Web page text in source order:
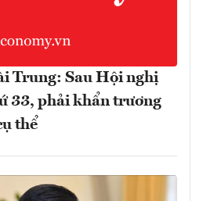
Trung: Sau Hội nghị
33, phải khẩn trương
thể